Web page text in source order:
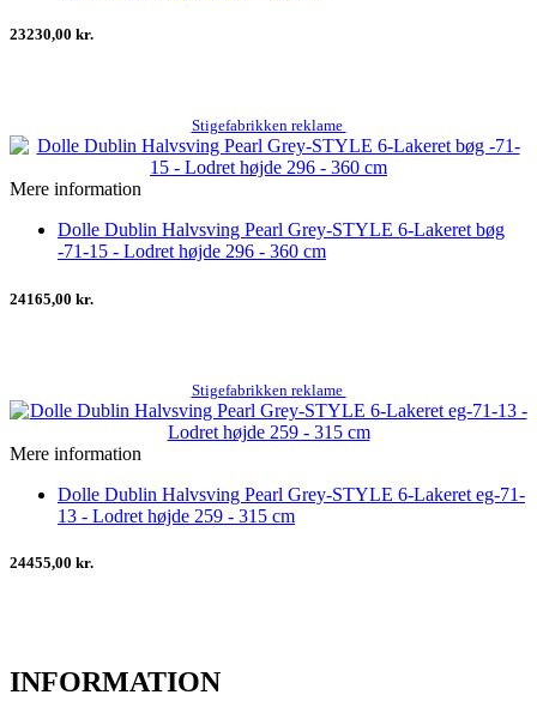
23230,00 kr.
Stigefabrikken reklame
Mere information
Dolle Dublin Halvsving Pearl Grey-STYLE 6-Lakeret bøg
-71-15 - Lodret højde 296 - 360 cm
24165,00 kr.
Stigefabrikken reklame
Mere information
Dolle Dublin Halvsving Pearl Grey-STYLE 6-Lakeret eg-71-
13 - Lodret højde 259 - 315 cm
24455,00 kr.
INFORMATION